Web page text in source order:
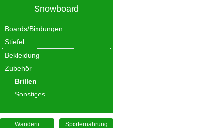
Snowboard
Boards/Bindungen
Stiefel
Bekleidung
Zubehör
Brillen
Sonstiges
Wandern Sporternährung